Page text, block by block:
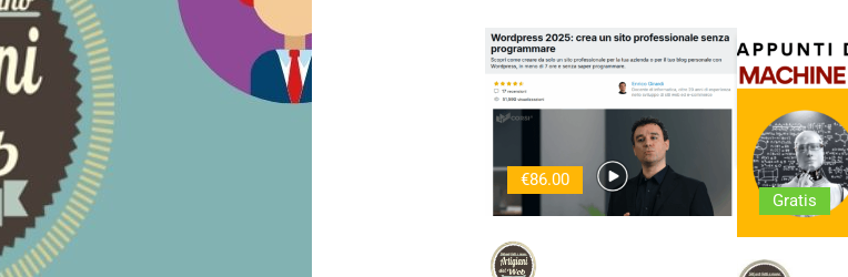
€86.00
Gratis